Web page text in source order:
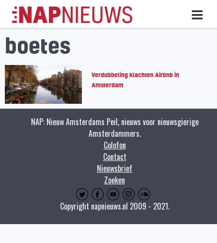
Skip
naar
inhoud
boetes
Verdubbeling klachten Airbnb in
Amsterdam
NAP: Nieuw Amsterdams Peil, nieuws voor nieuwsgierige
Amsterdammers.
Colofon
Contact
Nieuwsbrief
Zoeken
Copyright napnieuws.nl 2009 - 2021.